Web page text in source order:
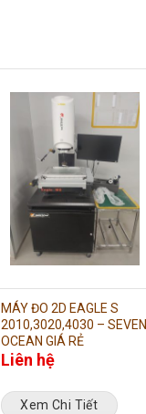
MÁY ĐO 2D EAGLE S
2010,3020,4030 – SEVEN
OCEAN GIÁ RẺ
Liên hệ
Xem Chi Tiết